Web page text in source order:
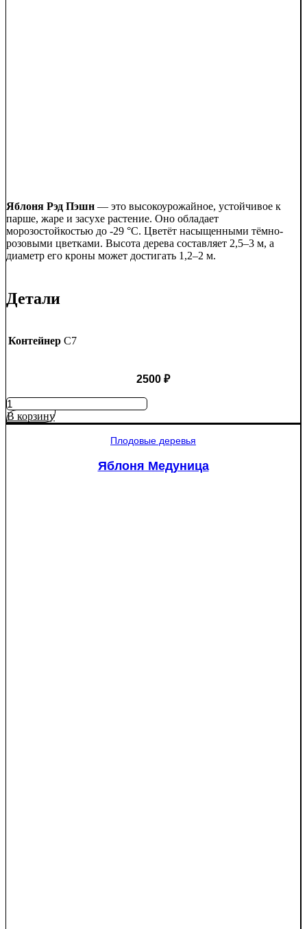
Яблоня Рэд Пэшн — это высокоурожайное, устойчивое к
парше, жаре и засухе растение. Оно обладает
морозостойкостью до -29 °C. Цветёт насыщенными тёмно-
розовыми цветками. Высота дерева составляет 2,5–3 м, а
диаметр его кроны может достигать 1,2–2 м.
Детали
Контейнер C7
2500 ₽
Количество
товара
Яблоня
В корзину
Плодовые деревья
Яблоня Медуница